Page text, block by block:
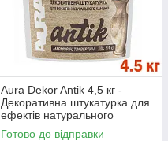
Aura Dekor Antik 4,5 кг -
Декоративна штукатурка для
ефектів натурального
каменю
Готово до відправки